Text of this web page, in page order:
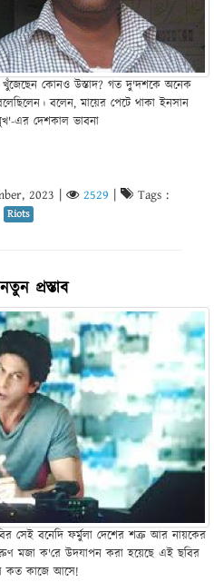
খুঁজেছেন কোনও উস্তাদ? গত দু'দশকে অনেক
বলেন, মায়ের পেটে থাকা ইনসান
এর দেশকাল ভাবনা
2023 2529 Tags :
Riots
প্রস্তাব
সেই বনেদি ফর্মুলা দেশের শত্রু আর নায়কের
মজা ক'রে উদযাপন করা হয়েছে এই ছবির
কত কাজে আসে!